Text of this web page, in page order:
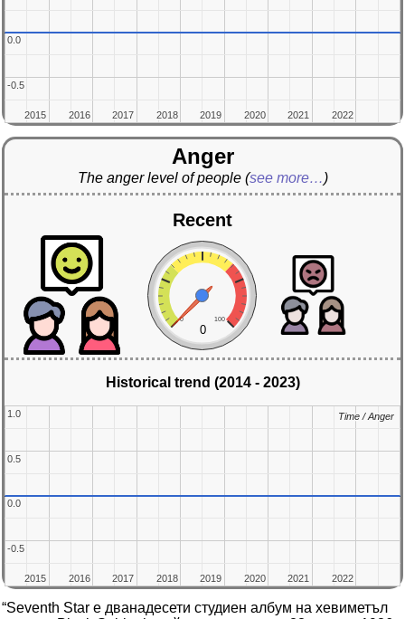
2015
2015 2016
2016 2017
2017 2018
2018 2019
2019 2020
2020 2021
2021 2022
2022
-0.5
-0.5
0.0
0.0
Anger
The anger level of people (see more…)
Recent
0 100
0
Historical trend (2014 - 2023)
2015
2015 2016
2016 2017
2017 2018
2018 2019
2019 2020
2020 2021
2021 2022
2022
-0.5
-0.5
0.0
0.0
0.5
0.5
1.0
1.0 Time / Anger
Time / Anger
“Seventh Star е дванадесети студиен албум на хевиметъл